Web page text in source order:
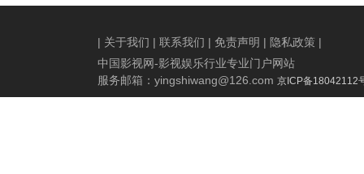
| 关于我们 | 联系我们 | 免责声明 | 隐私政策 |
中国影视网-影视娱乐行业专业门户网站
服务邮箱： yingshiwang@126.com 京ICP备18042112